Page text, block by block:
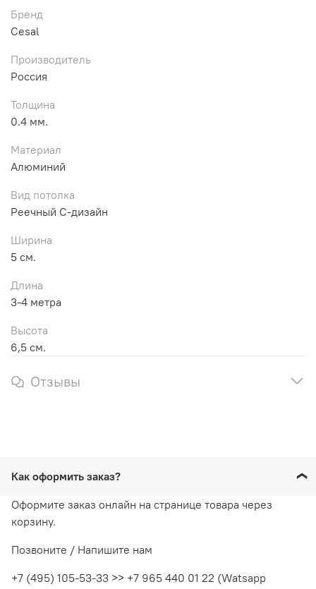
Бренд
Cesal
Производитель
Россия
Толщина
0.4 мм.
Материал
Алюминий
Вид потолка
Реечный С-дизайн
Ширина
5 см.
Длина
3-4 метра
Высота
6,5 см.
Отзывы
Как оформить заказ?
Оформите заказ онлайн на странице товара через
корзину.
Позвоните / Напишите нам
+7 (495) 105-53-33 >> +7 965 440 01 22 (Watsapp